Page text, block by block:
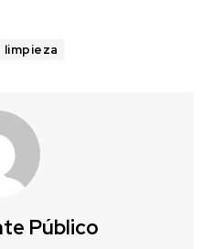
limpieza
Público